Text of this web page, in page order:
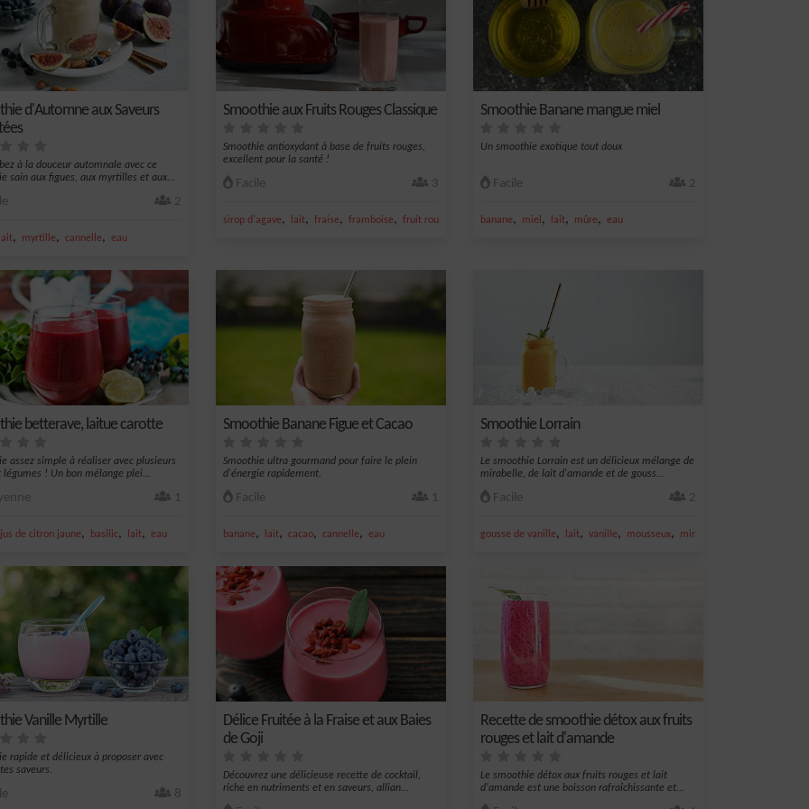
d'Automne aux Saveurs
à la douceur automnale avec ce
sain aux figues, aux myrtilles et aux...
2
, myrtille, cannelle, eau
Smoothie aux Fruits Rouges Classique
Smoothie antioxydant à base de fruits rouges,
excellent pour la santé !
Facile 3
sirop d'agave, lait, fraise, framboise, fruit rouge
Smoothie Banane mangue miel
Un smoothie exotique tout doux
Facile 2
banane, miel , lait, mûre, eau
betterave, laitue carotte
assez simple à réaliser avec plusieurs
! Un bon mélange plei...
1
jus de citron jaune, basilic, lait, eau
Smoothie Banane Figue et Cacao
Smoothie ultra gourmand pour faire le plein
d'énergie rapidement.
Facile 1
banane, lait, cacao, cannelle, eau
Smoothie Lorrain
Le smoothie Lorrain est un délicieux mélange de
mirabelle, de lait d'amande et de gouss...
Facile 2
gousse de vanille, lait, vanille, mousseux, mirabelle
Vanille Myrtille
rapide et délicieux à proposer avec
saveurs.
8
Délice Fruitée à la Fraise et aux Baies
de Goji
Découvrez une délicieuse recette de cocktail,
riche en nutriments et en saveurs, allian...
Recette de smoothie détox aux fruits
rouges et lait d'amande
Le smoothie détox aux fruits rouges et lait
d'amande est une boisson rafraîchissante et...